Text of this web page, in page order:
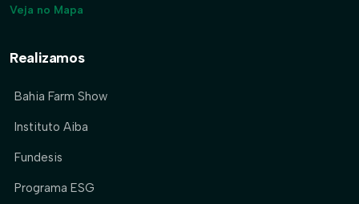
Veja no Mapa
Realizamos
Bahia Farm Show
Instituto Aiba
Fundesis
Programa ESG